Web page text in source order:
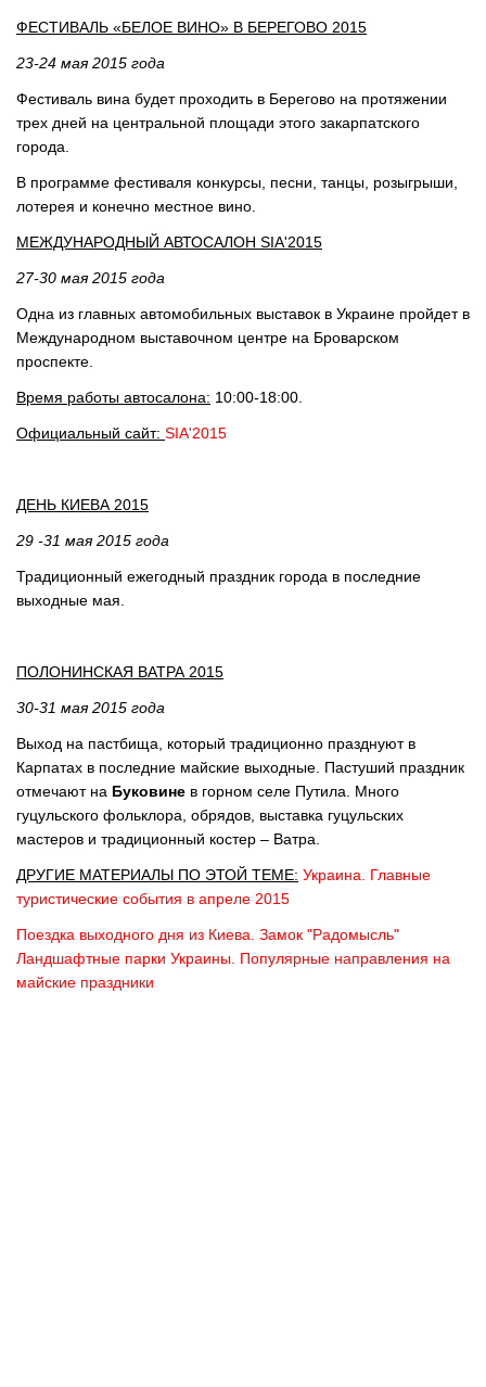
ФЕСТИВАЛЬ «БЕЛОЕ ВИНО» В БЕРЕГОВО 2015
23-24 мая 2015 года
Фестиваль вина будет проходить в Берегово на протяжении
трех дней на центральной площади этого закарпатского
города.
В программе фестиваля конкурсы, песни, танцы, розыгрыши,
лотерея и конечно местное вино.
МЕЖДУНАРОДНЫЙ АВТОСАЛОН SIA'2015
27-30 мая 2015 года
Одна из главных автомобильных выставок в Украине пройдет в
Международном выставочном центре на Броварском
проспекте.
Время работы автосалона: 10:00-18:00.
Официальный сайт: SIA'2015
ДЕНЬ КИЕВА 2015
29 -31 мая 2015 года
Традиционный ежегодный праздник города в последние
выходные мая.
ПОЛОНИНСКАЯ ВАТРА 2015
30-31 мая 2015 года
Выход на пастбища, который традиционно празднуют в
Карпатах в последние майские выходные. Пастуший праздник
отмечают на Буковине в горном селе Путила. Много
гуцульского фольклора, обрядов, выставка гуцульских
мастеров и традиционный костер – Ватра.
ДРУГИЕ МАТЕРИАЛЫ ПО ЭТОЙ ТЕМЕ: Украина. Главные
туристические события в апреле 2015
Поездка выходного дня из Киева. Замок "Радомысль"
Ландшафтные парки Украины. Популярные направления на
майские праздники